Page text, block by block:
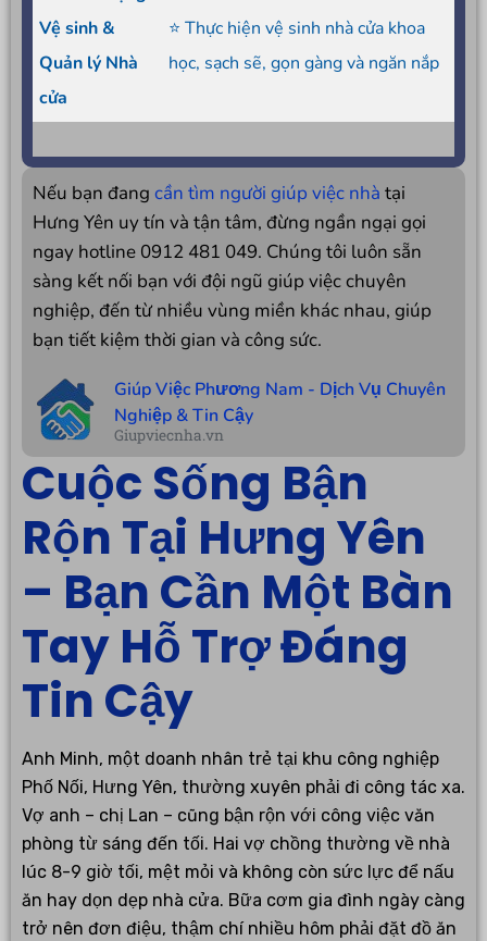
Vệ sinh &
Quản lý Nhà
cửa
⭐ Thực hiện vệ sinh nhà cửa khoa
học, sạch sẽ, gọn gàng và ngăn nắp
Nếu bạn đang cần tìm người giúp việc nhà tại
Hưng Yên uy tín và tận tâm, đừng ngần ngại gọi
ngay hotline 0912 481 049. Chúng tôi luôn sẵn
sàng kết nối bạn với đội ngũ giúp việc chuyên
nghiệp, đến từ nhiều vùng miền khác nhau, giúp
bạn tiết kiệm thời gian và công sức.
Giúp Việc Phương Nam - Dịch Vụ Chuyên
Nghiệp & Tin Cậy
Giupviecnha.vn
Cuộc Sống Bận
Rộn Tại Hưng Yên
– Bạn Cần Một Bàn
Tay Hỗ Trợ Đáng
Tin Cậy
Anh Minh, một doanh nhân trẻ tại khu công nghiệp
Phố Nối, Hưng Yên, thường xuyên phải đi công tác xa.
Vợ anh – chị Lan – cũng bận rộn với công việc văn
phòng từ sáng đến tối. Hai vợ chồng thường về nhà
lúc 8-9 giờ tối, mệt mỏi và không còn sức lực để nấu
ăn hay dọn dẹp nhà cửa. Bữa cơm gia đình ngày càng
trở nên đơn điệu, thậm chí nhiều hôm phải đặt đồ ăn